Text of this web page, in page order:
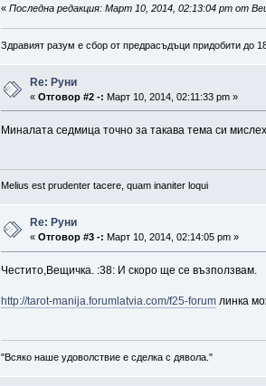
« Последна редакция: Март 10, 2014, 02:13:04 pm от
Здравият разум е сбор от предрасъдъци придобити до
Re: Руни
«Отговор #2 -: Март 10, 2014, 02:11:33 pm »
Миналата седмица точно за такава тема си
Melius est prudenter tacere, quam inaniter loqui
Re: Руни
«Отговор #3 -: Март 10, 2014, 02:14:05 pm »
Честито,Вещичка. :38: И скоро ще се възползвам.
http://tarot-manija.forumlatvia.com/f25-forumлинка
"Всяко наше удоволствие е сделка с дявола."